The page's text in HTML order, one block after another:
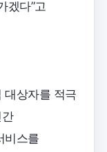
겠다”고
대상자를 적극
비스를